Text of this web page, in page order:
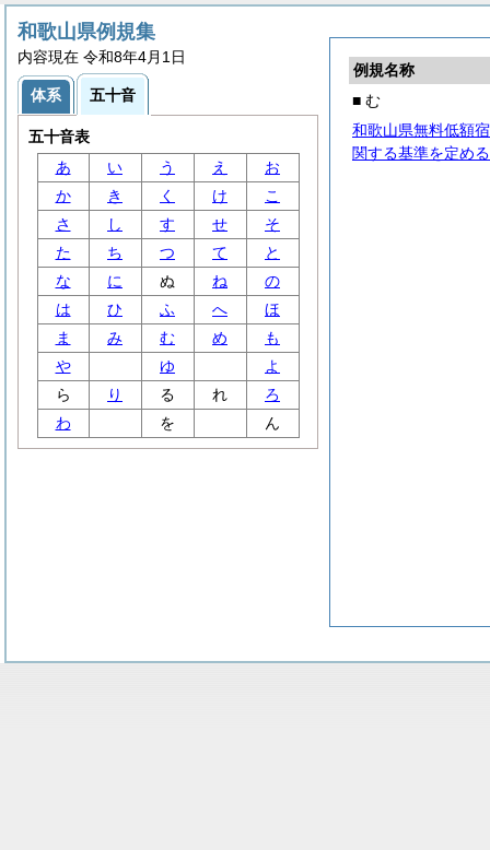
例規名称
■ む
和歌山県無料低額
関する基準を定め
和歌山県例規集
内容現在 令和8年4月1日
体系 五十音
五十音表
あ
い う え
お
か
き く け
こ
さ
し す せ
そ
た
ち つ て
と
な
に ぬ ね
の
は
ひ ふ へ
ほ
ま
み む め
も
や
ゆ
よ
ら
り る れ
ろ
わ
を ん